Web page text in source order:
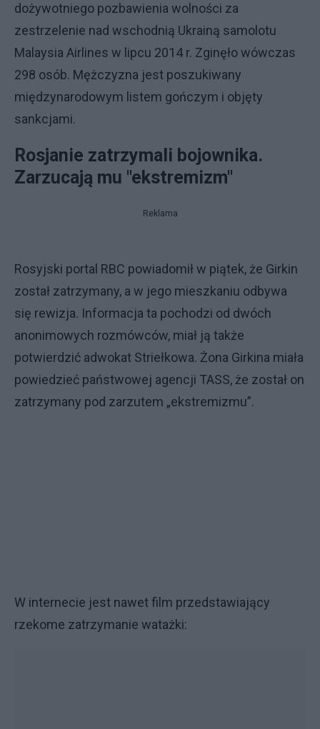
dożywotniego pozbawienia wolności za
zestrzelenie nad wschodnią Ukrainą samolotu
Malaysia Airlines w lipcu 2014 r. Zginęło wówczas
298 osób. Mężczyzna jest poszukiwany
międzynarodowym listem gończym i objęty
sankcjami.
Rosjanie zatrzymali bojownika.
Zarzucają mu "ekstremizm"
Reklama
Rosyjski portal RBC powiadomił w piątek, że Girkin
został zatrzymany, a w jego mieszkaniu odbywa
się rewizja. Informacja ta pochodzi od dwóch
anonimowych rozmówców, miał ją także
potwierdzić adwokat Striełkowa. Żona Girkina miała
powiedzieć państwowej agencji TASS, że został on
zatrzymany pod zarzutem „ekstremizmu”.
W internecie jest nawet film przedstawiający
rzekome zatrzymanie watażki: